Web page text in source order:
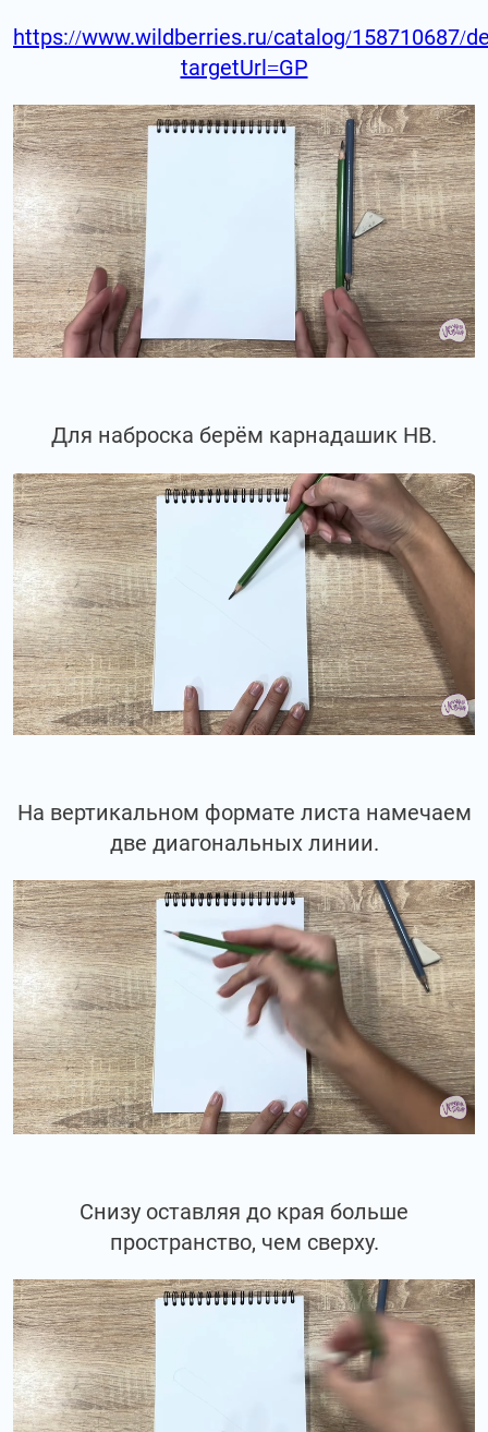
https://www.wildberries.ru/catalog/158710687/
targetUrl=GP
Для наброска берём карнадашик НВ.
На вертикальном формате листа намечаем
две диагональных линии.
Снизу оставляя до края больше
пространство, чем сверху.